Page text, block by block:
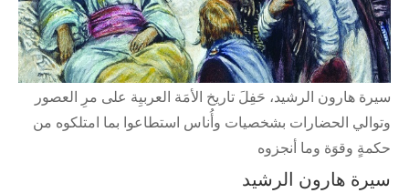
سيرة هارون الرشيد، حَفِلَ تاريخ الأمَة العربيِة على مرِ العصور
وتوالي الحضارات بشخصيات وأُناس استطاعوا بما امتلكوه من
حكمةٍ وقوَة وما أنجزوه
سيرة هارون الرشيد